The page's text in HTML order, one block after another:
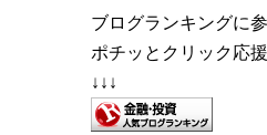
ブログランキングに
ポチッとクリック応
↓↓↓